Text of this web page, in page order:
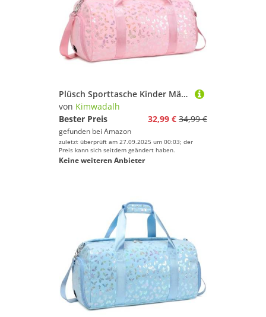
Plüsch Sporttasche Kinder Mädchen Schmetterling Reisetaschen Kinder Mädchen 25L Schulsporttasche Mädchen Kindertasche für Reisen Sport Gymnastik Tanz
von Kimwadalh
Bester Preis
32,99 € 34,99 €
gefunden bei Amazon
zuletzt überprüft am 27.09.2025 um 00:03; der
Preis kann sich seitdem geändert haben.
Keine weiteren Anbieter